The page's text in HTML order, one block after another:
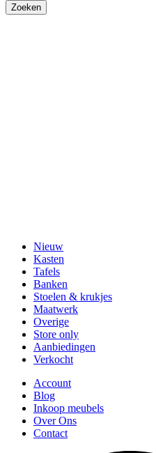
Nieuw
Kasten
Tafels
Banken
Stoelen & krukjes
Maatwerk
Overige
Store only
Aanbiedingen
Verkocht
Account
Blog
Inkoop meubels
Over Ons
Contact